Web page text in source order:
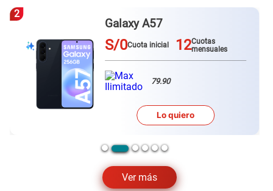
Ver más
3
Redmi Note 15 pro plus
S/0Cuota inicial12Cuotas
mensuales
79.90
Lo quiero